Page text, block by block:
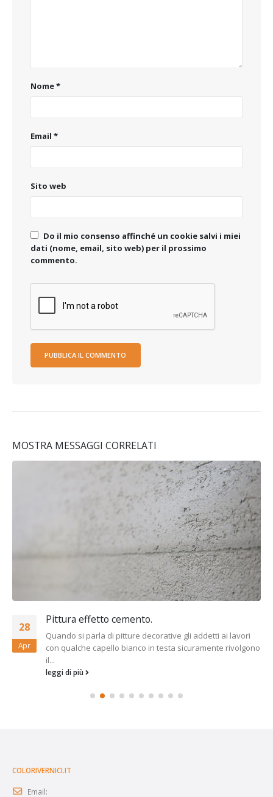
Nome*
Email *
Sito web
Do il mio consenso affinché un cookie salvi i miei
dati (nome, email, sito web) per il prossimo
commento.
MOSTRA MESSAGGI CORRELATI
28
Apr
Pittura effetto cemento.
Quando si parla di pitture decorative gli addetti ai lavori
con qualche capello bianco in testa sicuramente rivolgono
il...
leggi di più
COLORIVERNICI.IT
Email: